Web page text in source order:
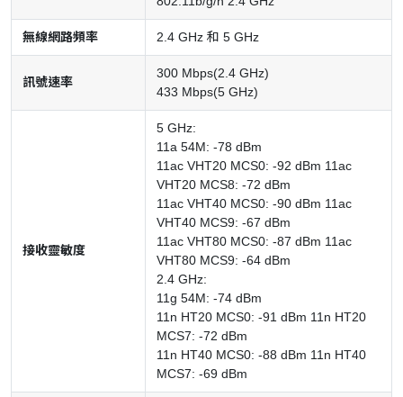
無線網路頻率 2.4 GHz 和 5 GHz
訊號速率
300 Mbps(2.4 GHz)
433 Mbps(5 GHz)
接收靈敏度
5 GHz:
11a 54M: -78 dBm
11ac VHT20 MCS0: -92 dBm 11ac
VHT20 MCS8: -72 dBm
11ac VHT40 MCS0: -90 dBm 11ac
VHT40 MCS9: -67 dBm
11ac VHT80 MCS0: -87 dBm 11ac
VHT80 MCS9: -64 dBm
2.4 GHz:
11g 54M: -74 dBm
11n HT20 MCS0: -91 dBm 11n HT20
MCS7: -72 dBm
11n HT40 MCS0: -88 dBm 11n HT40
MCS7: -69 dBm